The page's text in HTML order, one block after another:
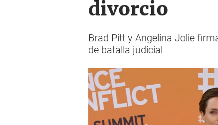
divorcio
Brad Pitt y Angelina Jolie
de batalla judicial